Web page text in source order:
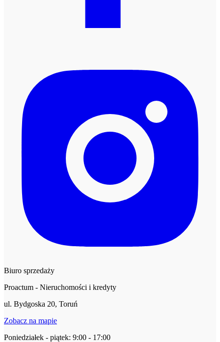
Biuro sprzedaży
Proactum - Nieruchomości i kredyty
ul. Bydgoska 20, Toruń
Zobacz na mapie
Poniedziałek - piątek: 9:00 - 17:00